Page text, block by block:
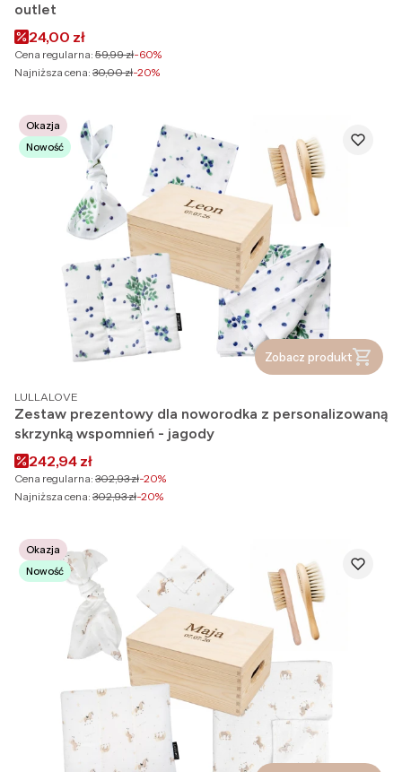
outlet
Cena promocyjna
24,00 zł
Cena regularna: 59,99 zł-60%
Najniższa cena: 30,00 zł-20%
Okazja
Nowość
Zobacz produkt
PRODUCENT
LULLALOVE
Zestaw prezentowy dla noworodka z personalizowaną
skrzynką wspomnień - jagody
Cena promocyjna
242,94 zł
Cena regularna: 302,93 zł-20%
Najniższa cena: 302,93 zł-20%
Okazja
Nowość